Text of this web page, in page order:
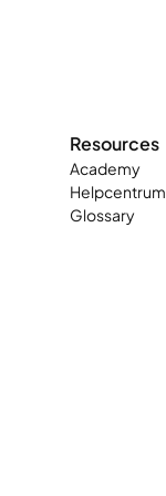
Resources
Academy
Helpcentrum
Glossary